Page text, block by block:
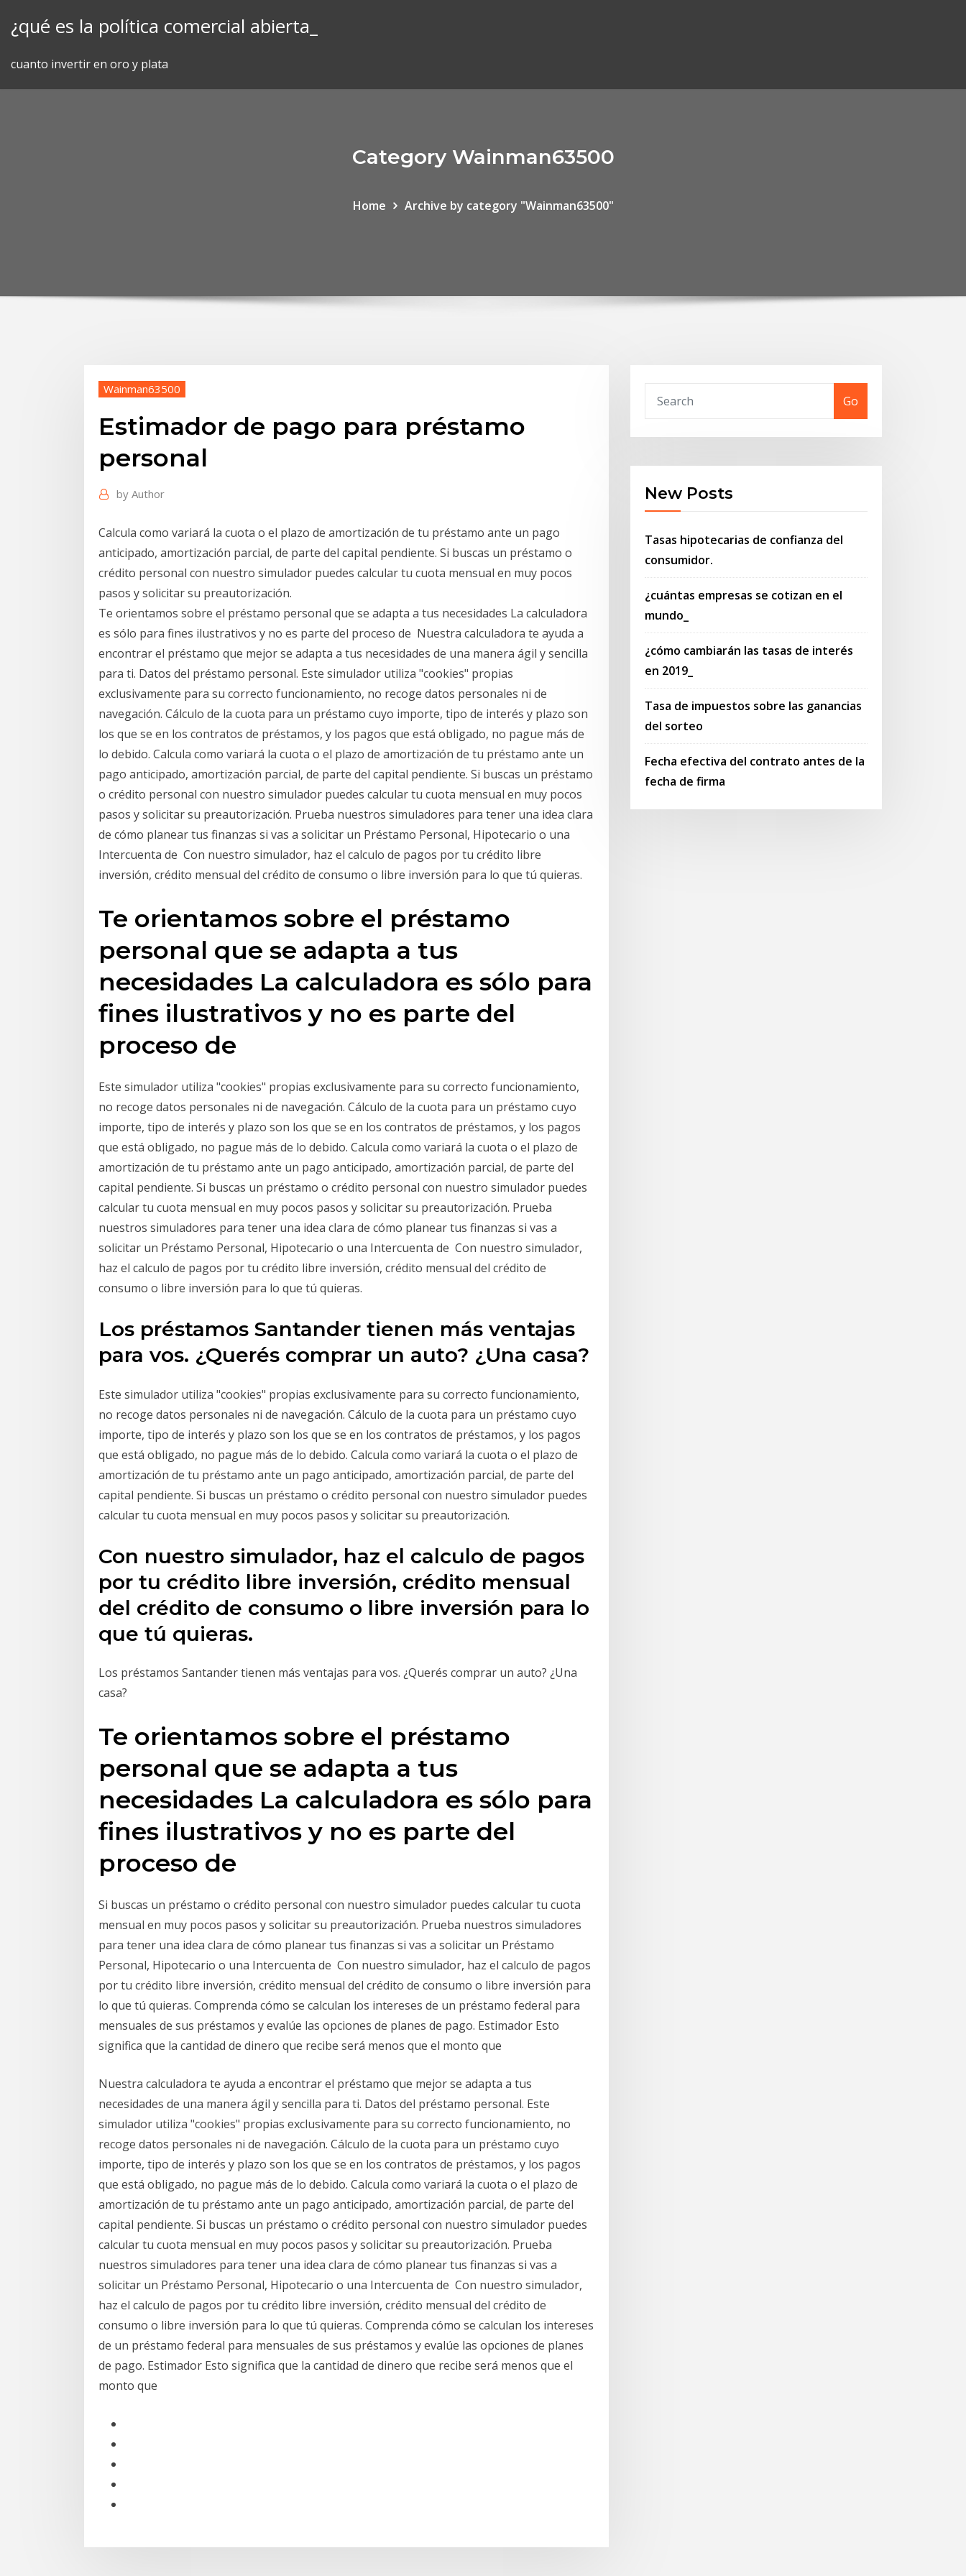
¿qué es la política comercial abierta_
cuanto invertir en oro y plata
Category Wainman63500
Home Archive by category "Wainman63500"
Wainman63500
Estimador de pago para préstamo
personal
by Author
Calcula como variará la cuota o el plazo de amortización de tu préstamo ante un pago
anticipado, amortización parcial, de parte del capital pendiente. Si buscas un préstamo o
crédito personal con nuestro simulador puedes calcular tu cuota mensual en muy pocos
pasos y solicitar su preautorización.
Te orientamos sobre el préstamo personal que se adapta a tus necesidades La calculadora
es sólo para fines ilustrativos y no es parte del proceso de Nuestra calculadora te ayuda a
encontrar el préstamo que mejor se adapta a tus necesidades de una manera ágil y sencilla
para ti. Datos del préstamo personal. Este simulador utiliza "cookies" propias
exclusivamente para su correcto funcionamiento, no recoge datos personales ni de
navegación. Cálculo de la cuota para un préstamo cuyo importe, tipo de interés y plazo son
los que se en los contratos de préstamos, y los pagos que está obligado, no pague más de
lo debido. Calcula como variará la cuota o el plazo de amortización de tu préstamo ante un
pago anticipado, amortización parcial, de parte del capital pendiente. Si buscas un préstamo
o crédito personal con nuestro simulador puedes calcular tu cuota mensual en muy pocos
pasos y solicitar su preautorización. Prueba nuestros simuladores para tener una idea clara
de cómo planear tus finanzas si vas a solicitar un Préstamo Personal, Hipotecario o una
Intercuenta de Con nuestro simulador, haz el calculo de pagos por tu crédito libre
inversión, crédito mensual del crédito de consumo o libre inversión para lo que tú quieras.
Te orientamos sobre el préstamo
personal que se adapta a tus
necesidades La calculadora es sólo para
fines ilustrativos y no es parte del
proceso de
Este simulador utiliza "cookies" propias exclusivamente para su correcto funcionamiento,
no recoge datos personales ni de navegación. Cálculo de la cuota para un préstamo cuyo
importe, tipo de interés y plazo son los que se en los contratos de préstamos, y los pagos
que está obligado, no pague más de lo debido. Calcula como variará la cuota o el plazo de
amortización de tu préstamo ante un pago anticipado, amortización parcial, de parte del
capital pendiente. Si buscas un préstamo o crédito personal con nuestro simulador puedes
calcular tu cuota mensual en muy pocos pasos y solicitar su preautorización. Prueba
nuestros simuladores para tener una idea clara de cómo planear tus finanzas si vas a
solicitar un Préstamo Personal, Hipotecario o una Intercuenta de Con nuestro simulador,
haz el calculo de pagos por tu crédito libre inversión, crédito mensual del crédito de
consumo o libre inversión para lo que tú quieras.
Los préstamos Santander tienen más ventajas
para vos. ¿Querés comprar un auto? ¿Una casa?
Este simulador utiliza "cookies" propias exclusivamente para su correcto funcionamiento,
no recoge datos personales ni de navegación. Cálculo de la cuota para un préstamo cuyo
importe, tipo de interés y plazo son los que se en los contratos de préstamos, y los pagos
que está obligado, no pague más de lo debido. Calcula como variará la cuota o el plazo de
amortización de tu préstamo ante un pago anticipado, amortización parcial, de parte del
capital pendiente. Si buscas un préstamo o crédito personal con nuestro simulador puedes
calcular tu cuota mensual en muy pocos pasos y solicitar su preautorización.
Con nuestro simulador, haz el calculo de pagos
por tu crédito libre inversión, crédito mensual
del crédito de consumo o libre inversión para lo
que tú quieras.
Los préstamos Santander tienen más ventajas para vos. ¿Querés comprar un auto? ¿Una
casa?
Te orientamos sobre el préstamo
personal que se adapta a tus
necesidades La calculadora es sólo para
fines ilustrativos y no es parte del
proceso de
Si buscas un préstamo o crédito personal con nuestro simulador puedes calcular tu cuota
mensual en muy pocos pasos y solicitar su preautorización. Prueba nuestros simuladores
para tener una idea clara de cómo planear tus finanzas si vas a solicitar un Préstamo
Personal, Hipotecario o una Intercuenta de Con nuestro simulador, haz el calculo de pagos
por tu crédito libre inversión, crédito mensual del crédito de consumo o libre inversión para
lo que tú quieras. Comprenda cómo se calculan los intereses de un préstamo federal para
mensuales de sus préstamos y evalúe las opciones de planes de pago. Estimador Esto
significa que la cantidad de dinero que recibe será menos que el monto que
Nuestra calculadora te ayuda a encontrar el préstamo que mejor se adapta a tus
necesidades de una manera ágil y sencilla para ti. Datos del préstamo personal. Este
simulador utiliza "cookies" propias exclusivamente para su correcto funcionamiento, no
recoge datos personales ni de navegación. Cálculo de la cuota para un préstamo cuyo
importe, tipo de interés y plazo son los que se en los contratos de préstamos, y los pagos
que está obligado, no pague más de lo debido. Calcula como variará la cuota o el plazo de
amortización de tu préstamo ante un pago anticipado, amortización parcial, de parte del
capital pendiente. Si buscas un préstamo o crédito personal con nuestro simulador puedes
calcular tu cuota mensual en muy pocos pasos y solicitar su preautorización. Prueba
nuestros simuladores para tener una idea clara de cómo planear tus finanzas si vas a
solicitar un Préstamo Personal, Hipotecario o una Intercuenta de Con nuestro simulador,
haz el calculo de pagos por tu crédito libre inversión, crédito mensual del crédito de
consumo o libre inversión para lo que tú quieras. Comprenda cómo se calculan los intereses
de un préstamo federal para mensuales de sus préstamos y evalúe las opciones de planes
de pago. Estimador Esto significa que la cantidad de dinero que recibe será menos que el
monto que
Go
New Posts
Tasas hipotecarias de confianza del
consumidor.
¿cuántas empresas se cotizan en el
mundo_
¿cómo cambiarán las tasas de interés
en 2019_
Tasa de impuestos sobre las ganancias
del sorteo
Fecha efectiva del contrato antes de la
fecha de firma